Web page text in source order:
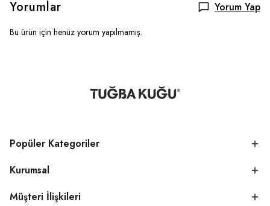
Yorumlar Yorum Yap
Bu ürün için henüz yorum yapılmamış.
Popüler Kategoriler
Kurumsal
Müşteri İlişkileri